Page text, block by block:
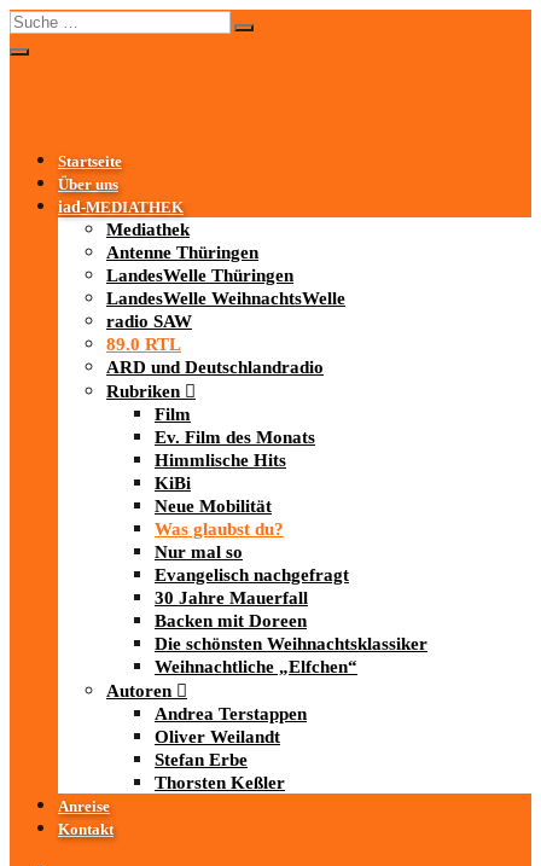
Startseite
Über uns
iad-MEDIATHEK
Mediathek
Antenne Thüringen
LandesWelle Thüringen
LandesWelle WeihnachtsWelle
radio SAW
89.0 RTL
ARD und Deutschlandradio
Rubriken
Film
Ev. Film des Monats
Himmlische Hits
KiBi
Neue Mobilität
Was glaubst du?
Nur mal so
Evangelisch nachgefragt
30 Jahre Mauerfall
Backen mit Doreen
Die schönsten Weihnachtsklassiker
Weihnachtliche „Elfchen“
Autoren
Andrea Terstappen
Oliver Weilandt
Stefan Erbe
Thorsten Keßler
Anreise
Kontakt